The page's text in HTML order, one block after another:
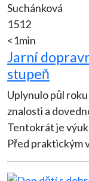
Suchánková
1512
<1min
Jarní
stupeň
Uplynulo půl
znalosti a
Tentokrát je
Před praktickým